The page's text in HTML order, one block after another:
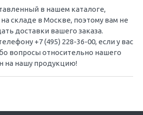
в нашем каталоге,
складе в Москве, поэтому вам не
доставки вашего заказа.
+7 (495) 228-36-00, если у вас
вопросы относительно нашего
на нашу продукцию!